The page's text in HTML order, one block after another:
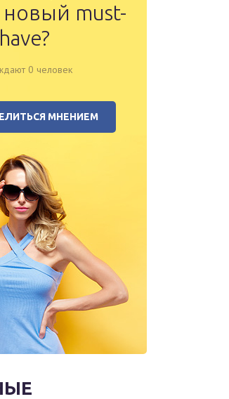
новый must-
have?
0 человек
МНЕНИЕМ